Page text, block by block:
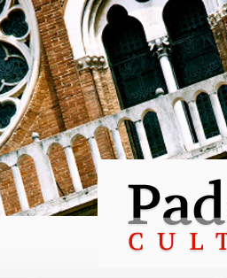
Salta al
contenuto
principale